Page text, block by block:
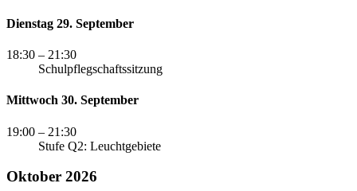
Dienstag 29. September
18:30 – 21:30
Schulpflegschaftssitzung
Mittwoch 30. September
19:00 – 21:30
Stufe Q2: Leuchtgebiete
Oktober 2026